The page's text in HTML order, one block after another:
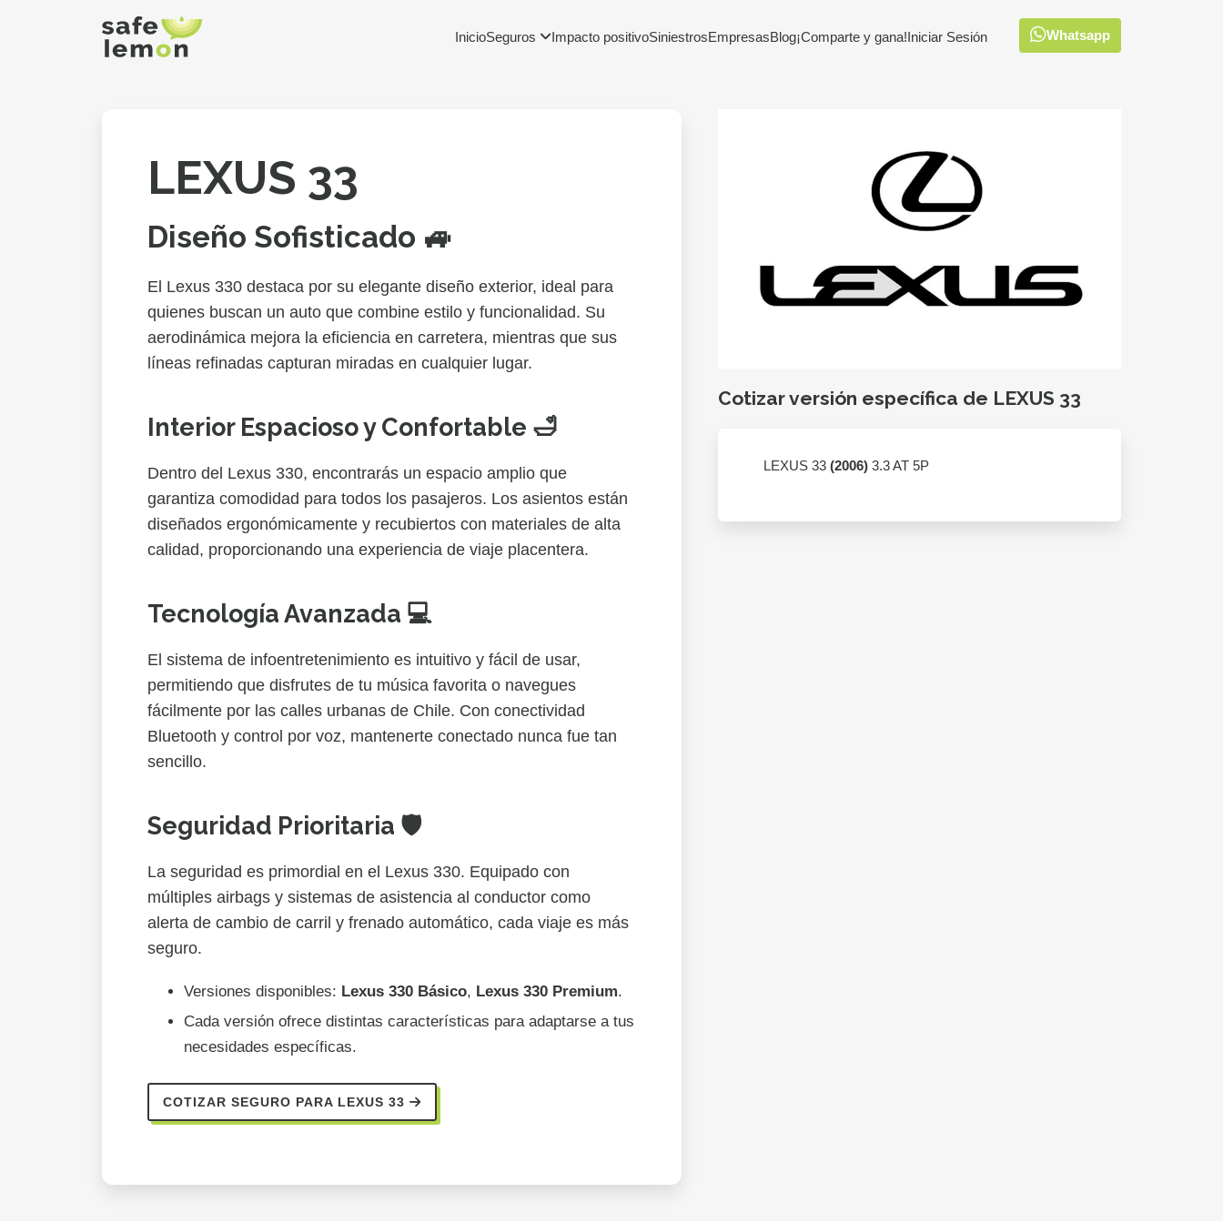
InicioSeguros Impacto positivoSiniestrosEmpresasBlog¡Comparte y gana!Iniciar Sesión Whatsapp
LEXUS 33
Diseño Sofisticado 🚙
El Lexus 330 destaca por su elegante diseño exterior, ideal para
quienes buscan un auto que combine estilo y funcionalidad. Su
aerodinámica mejora la eficiencia en carretera, mientras que sus
líneas refinadas capturan miradas en cualquier lugar.
Interior Espacioso y Confortable 🛁
Dentro del Lexus 330, encontrarás un espacio amplio que
garantiza comodidad para todos los pasajeros. Los asientos están
diseñados ergonómicamente y recubiertos con materiales de alta
calidad, proporcionando una experiencia de viaje placentera.
Tecnología Avanzada 💻
El sistema de infoentretenimiento es intuitivo y fácil de usar,
permitiendo que disfrutes de tu música favorita o navegues
fácilmente por las calles urbanas de Chile. Con conectividad
Bluetooth y control por voz, mantenerte conectado nunca fue tan
sencillo.
Seguridad Prioritaria 🛡️
La seguridad es primordial en el Lexus 330. Equipado con
múltiples airbags y sistemas de asistencia al conductor como
alerta de cambio de carril y frenado automático, cada viaje es más
seguro.
Versiones disponibles: Lexus 330 Básico, Lexus 330 Premium.
Cada versión ofrece distintas características para adaptarse a tus
necesidades específicas.
COTIZAR SEGURO PARA LEXUS 33
Cotizar versión específica de LEXUS 33
LEXUS 33 (2006) 3.3 AT 5P